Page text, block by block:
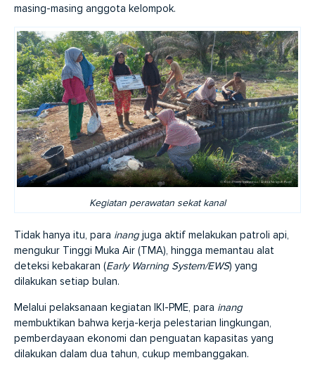
masing-masing anggota kelompok.
Kegiatan perawatan sekat kanal
Tidak hanya itu, para inangjuga aktif melakukan patroli api,
mengukur Tinggi Muka Air (TMA), hingga memantau alat
deteksi kebakaran (Early Warning System/EWS) yang
dilakukan setiap bulan.
Melalui pelaksanaan kegiatan IKI-PME, para inang
membuktikan bahwa kerja-kerja pelestarian lingkungan,
pemberdayaan ekonomi dan penguatan kapasitas yang
dilakukan dalam dua tahun, cukup membanggakan.